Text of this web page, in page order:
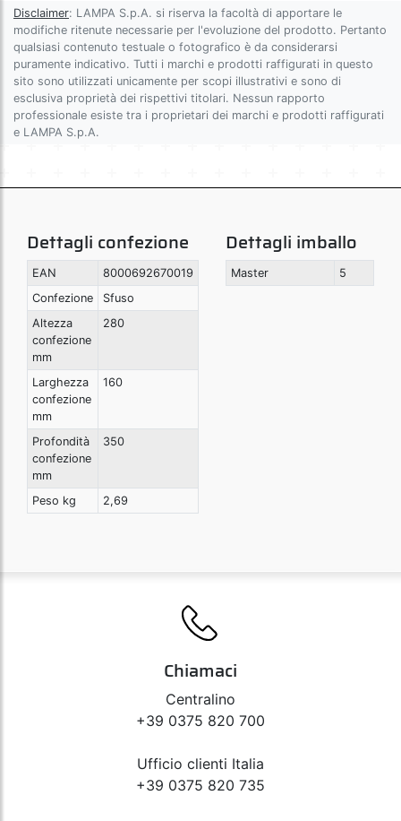
Disclaimer: LAMPA S.p.A. si riserva la facoltà di apportare le
modifiche ritenute necessarie per l'evoluzione del prodotto. Pertanto
qualsiasi contenuto testuale o fotografico è da considerarsi
puramente indicativo. Tutti i marchi e prodotti raffigurati in questo
sito sono utilizzati unicamente per scopi illustrativi e sono di
esclusiva proprietà dei rispettivi titolari. Nessun rapporto
professionale esiste tra i proprietari dei marchi e prodotti raffigurati
e LAMPA S.p.A.
Dettagli confezione
EAN
8000692670019
Confezione
Sfuso
Altezza
confezione
mm
280
Larghezza
confezione
mm
160
Profondità
confezione
mm
350
Peso kg 2,69
Dettagli imballo
Master 5
Chiamaci
Centralino
+39 0375 820 700
Ufficio clienti Italia
+39 0375 820 735